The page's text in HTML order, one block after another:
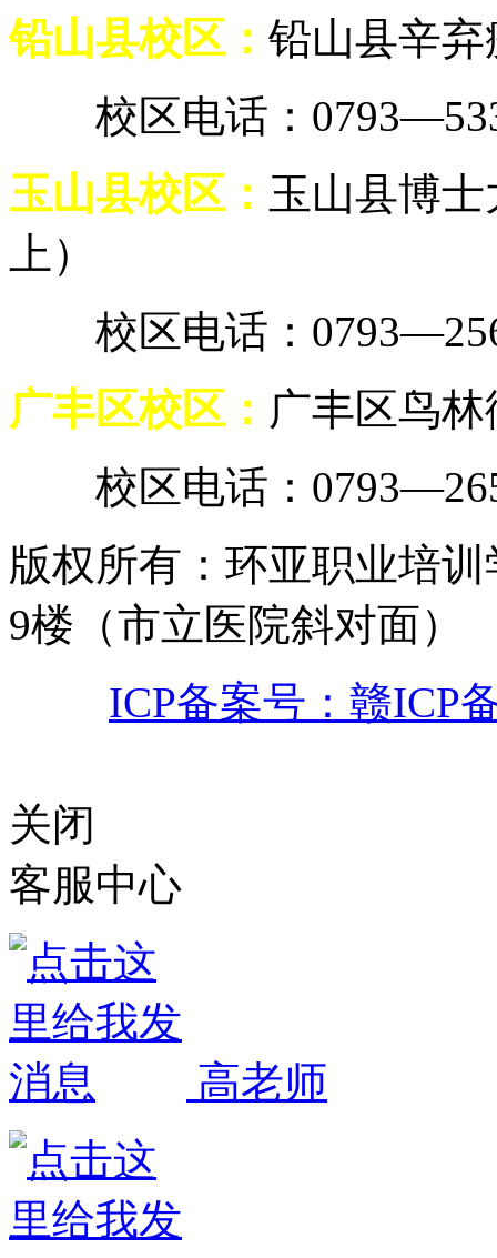
铅山县校区： 铅山县辛
校区电话：
玉山县校区： 玉山县博
上）
校区电话：
广丰区校区： 广丰区鸟
校区电话：
版权所有 ： 环亚职业培
9楼（市立医院斜对面）
ICP备案号：赣ICP
关闭
客服中心
高老师